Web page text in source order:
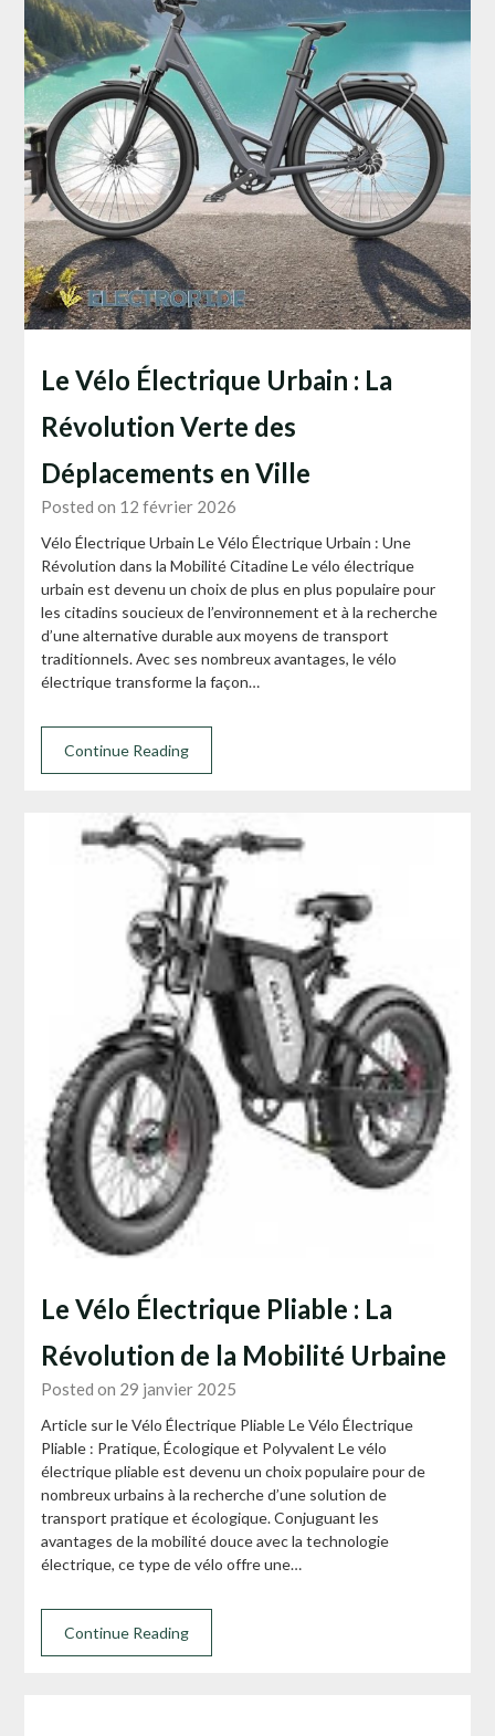
Le Vélo Électrique Urbain : La
Révolution Verte des
Déplacements en Ville
Posted on 12 février 2026
Vélo Électrique Urbain Le Vélo Électrique Urbain : Une
Révolution dans la Mobilité Citadine Le vélo électrique
urbain est devenu un choix de plus en plus populaire pour
les citadins soucieux de l’environnement et à la recherche
d’une alternative durable aux moyens de transport
traditionnels. Avec ses nombreux avantages, le vélo
électrique transforme la façon…
Continue Reading
Le Vélo Électrique Pliable : La
Révolution de la Mobilité Urbaine
Posted on 29 janvier 2025
Article sur le Vélo Électrique Pliable Le Vélo Électrique
Pliable : Pratique, Écologique et Polyvalent Le vélo
électrique pliable est devenu un choix populaire pour de
nombreux urbains à la recherche d’une solution de
transport pratique et écologique. Conjuguant les
avantages de la mobilité douce avec la technologie
électrique, ce type de vélo offre une…
Continue Reading